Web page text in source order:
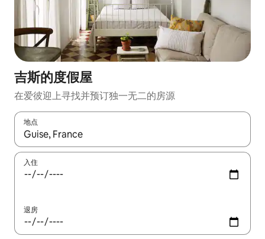
吉斯的度假屋
在爱彼迎上寻找并预订独一无二的房源
地点
如有搜索结果，请使用上下方向键查看，或通过点击或滑动手势
入住
退房